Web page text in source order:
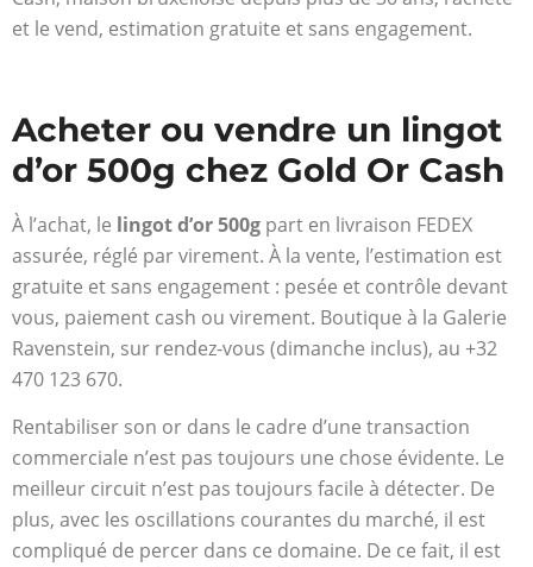
et le vend, estimation gratuite et sans engagement.
Acheter ou vendre un lingot
d’or 500g chez Gold Or Cash
À l’achat, le lingot d’or 500g part en livraison FEDEX
assurée, réglé par virement. À la vente, l’estimation est
gratuite et sans engagement : pesée et contrôle devant
vous, paiement cash ou virement. Boutique à la Galerie
Ravenstein, sur rendez-vous (dimanche inclus), au +32
470 123 670.
Rentabiliser son or dans le cadre d’une transaction
commerciale n’est pas toujours une chose évidente. Le
meilleur circuit n’est pas toujours facile à détecter. De
plus, avec les oscillations courantes du marché, il est
compliqué de percer dans ce domaine. De ce fait, il est